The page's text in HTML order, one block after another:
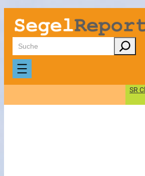
Zum
Inhalt
springen
Suchen
SR